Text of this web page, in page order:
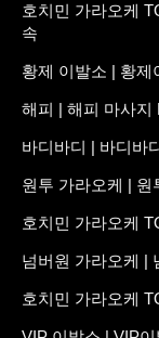
호치민 가라오케
속
황제 이발소 | 황
해피 | 해피 마사지
바디바디 | 바디바
원투 가라오케 |
호치민 가라오케
넘버원 가라오케 |
호치민 가라오케